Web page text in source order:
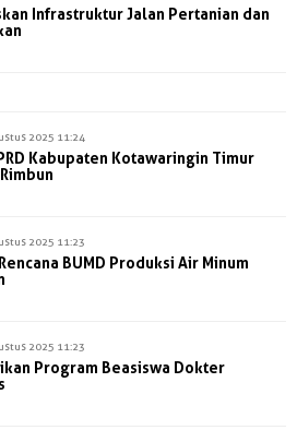
Infrastruktur Jalan Pertanian dan
2025 11:24
Kabupaten Kotawaringin Timur
2025 11:23
BUMD Produksi Air Minum
2025 11:23
Program Beasiswa Dokter